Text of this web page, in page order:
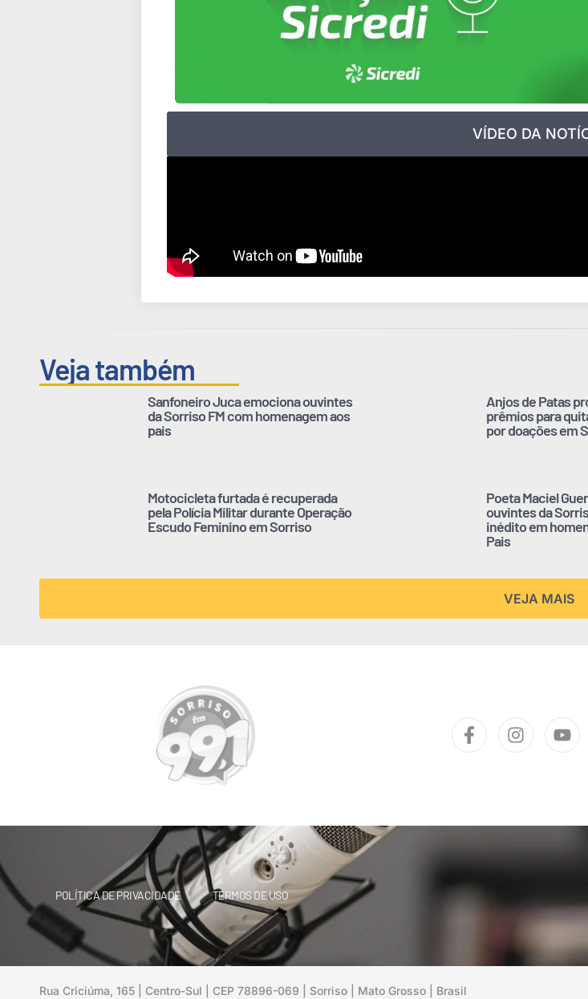
VÍDEO DA
Veja também
Sanfoneiro Juca emociona ouvintes
da Sorriso FM com homenagem aos
pais
Anjos de Patas
prêmios para
por doações em
Motocicleta furtada é recuperada
pela Polícia Militar durante Operação
Escudo Feminino em Sorriso
Poeta Maciel
ouvintes da
inédito em
Pais
VEJA MAIS
POLÍTICA DE PRIVACIDADE TERMOS DE USO
Rua Criciúma, 165 | Centro-Sul | CEP 78896-069 | Sorriso | Mato Grosso | Brasil